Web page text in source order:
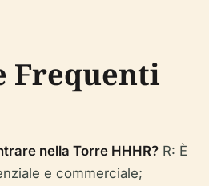
Frequenti
nella Torre HHHR? R: È
e commerciale;